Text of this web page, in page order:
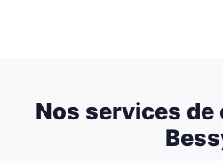
Nos services